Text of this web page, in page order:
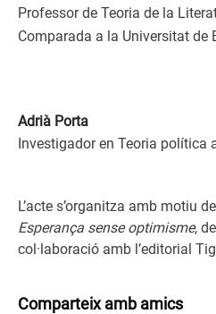
Professor de Teoria de la
Comparada a la Universitat de
Adrià Porta
Investigador en Teoria política
L’acte s’organitza amb motiu
Esperança sense optimisme,
col·laboració amb l’editorial
Comparteix amb amics